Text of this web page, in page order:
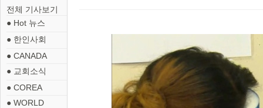
전체 기사보기
● Hot 뉴스
● 한인사회
● CANADA
● 교회소식
● COREA
● WORLD